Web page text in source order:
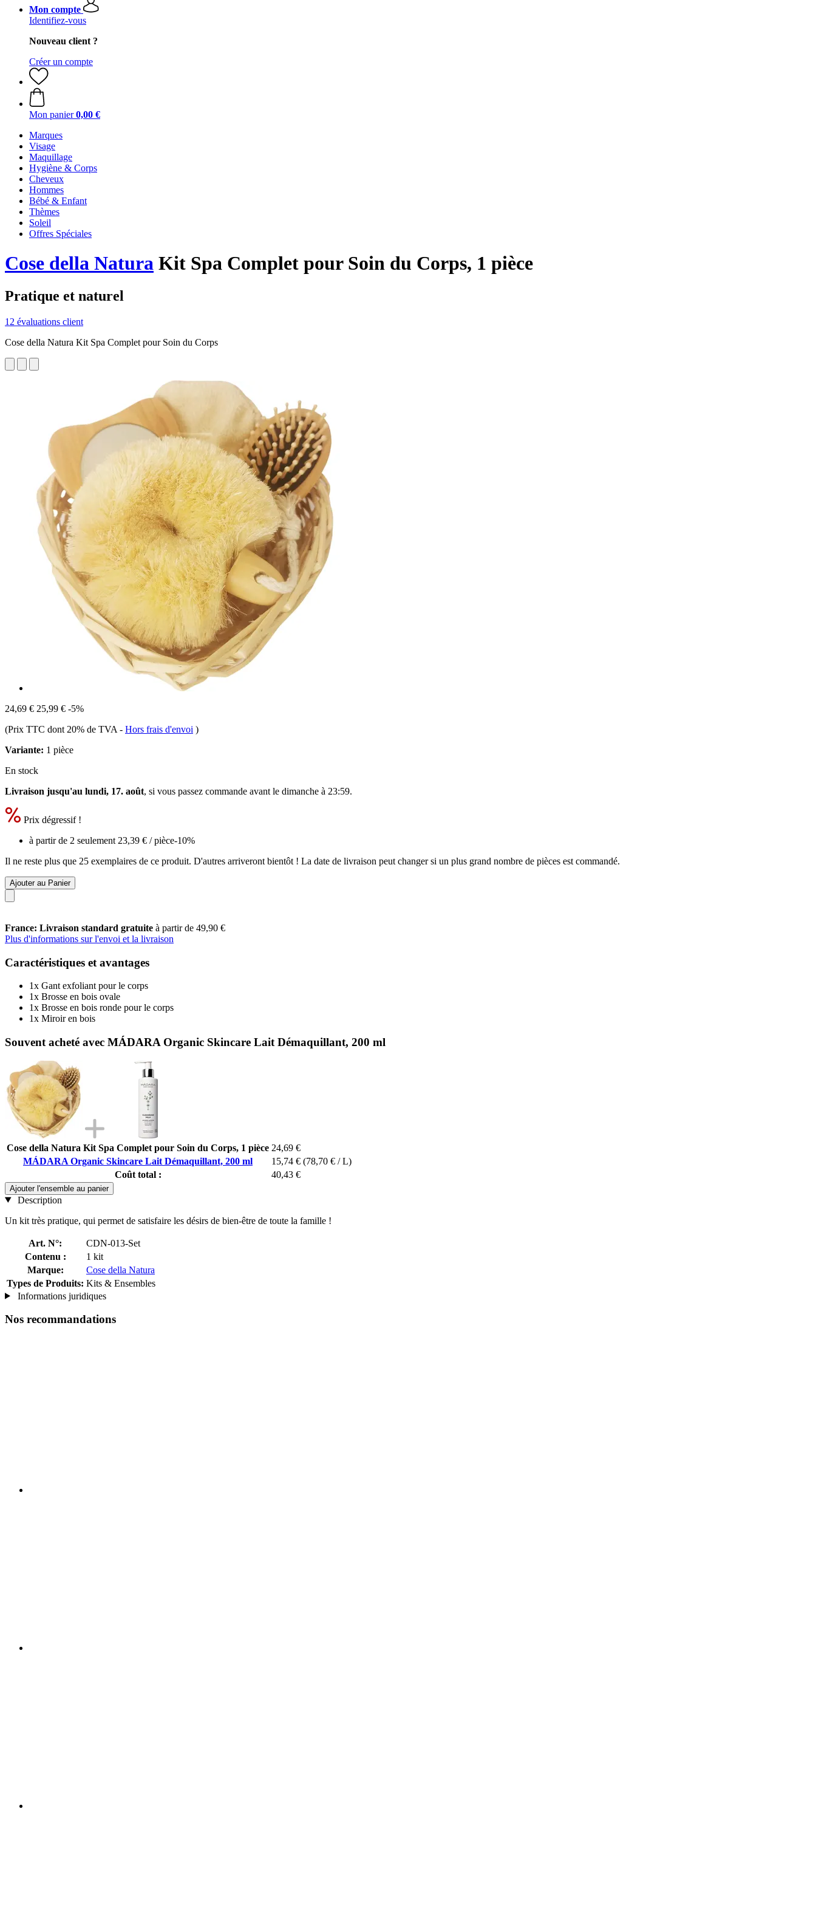
Mon compte
Identifiez-vous
Nouveau client ?
Créer un compte
Mon panier 0,00 €
Marques
Visage
Maquillage
Hygiène & Corps
Cheveux
Hommes
Bébé & Enfant
Thèmes
Soleil
Offres Spéciales
Cose della Natura Kit Spa Complet pour Soin du Corps, 1 pièce
Pratique et naturel
12 évaluations client
Cose della Natura Kit Spa Complet pour Soin du Corps
24,69 € 25,99 € -5%
(Prix TTC dont 20% de TVA - Hors frais d'envoi )
Variante: 1 pièce
En stock
Livraison jusqu'au lundi, 17. août, si vous passez commande avant le dimanche à 23:59.
Prix dégressif !
à partir de 2 seulement 23,39 € / pièce-10%
Il ne reste plus que 25 exemplaires de ce produit. D'autres arriveront bientôt ! La date de livraison peut changer si un plus grand nombre de pièces est commandé.
Ajouter au Panier
France: Livraison standard gratuite à partir de 49,90 €
Plus d'informations sur l'envoi et la livraison
Caractéristiques et avantages
1x Gant exfoliant pour le corps
1x Brosse en bois ovale
1x Brosse en bois ronde pour le corps
1x Miroir en bois
Souvent acheté avec MÁDARA Organic Skincare Lait Démaquillant, 200 ml
Cose della Natura Kit Spa Complet pour Soin du Corps, 1 pièce 24,69 €
MÁDARA Organic Skincare Lait Démaquillant, 200 ml
15,74 € (78,70 € / L)
Coût total :
40,43 €
Ajouter l'ensemble au panier
Description
Un kit très pratique, qui permet de satisfaire les désirs de bien-être de toute la famille !
Art. N°:
CDN-013-Set
Contenu :
1 kit
Marque:
Cose della Natura
Types de Produits: Kits & Ensembles
Informations juridiques
Nos recommandations